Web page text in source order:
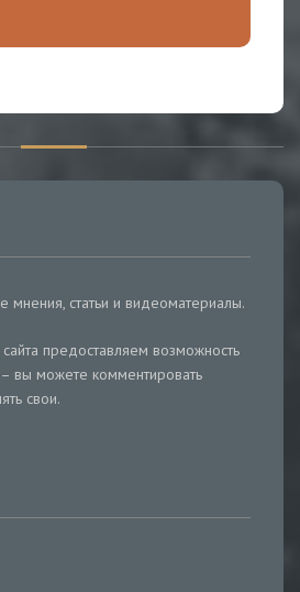
мнения, статьи и видеоматериалы.
предоставляем возможность
вы можете комментировать
свои.